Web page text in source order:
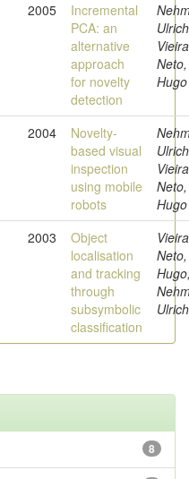
2005
Incremental
PCA: an
alternative
approach
for novelty
detection
Vieira
Neto,
Hugo
2004
Novelty-
based visual
inspection
using mobile
robots
Vieira
Neto,
Hugo
2003
Object
localisation
and tracking
through
subsymbolic
classification
Vieira
Neto,
Ulrich
8